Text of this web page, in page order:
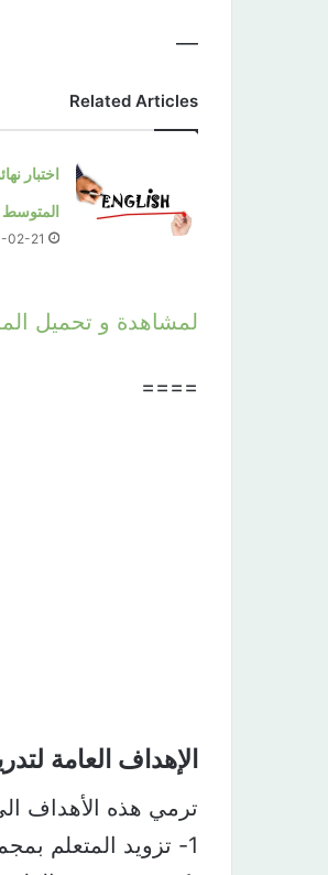
—
Related Articles
اختبار
المتوسط
02-21
لمشاهدة و تحميل
====
الإهداف العامة
ترمي هذه الأهداف
1- تزويد المتعلم